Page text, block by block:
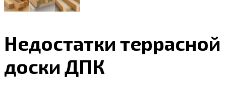
Недостатки террасной
доски ДПК